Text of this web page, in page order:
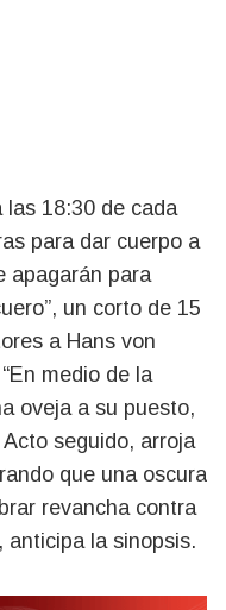
las 18:30 de cada
para dar cuerpo a
apagarán para
un corto de 15
a Hans von
medio de la
oveja a su puesto,
seguido, arroja
que una oscura
revancha contra
anticipa la sinopsis.